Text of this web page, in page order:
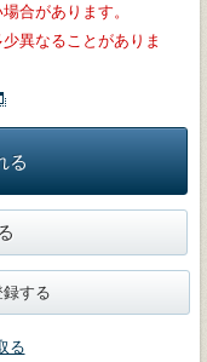
合があります。
異なることがありま
る
する
る